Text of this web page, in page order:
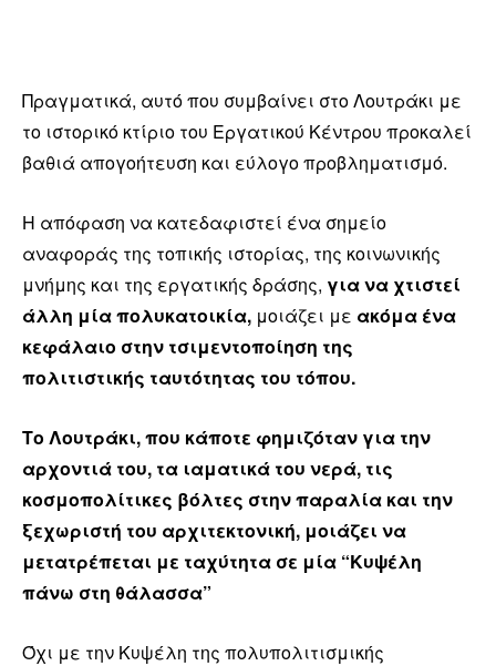
Πραγματικά, αυτό που συμβαίνει στο Λουτράκι με
το ιστορικό κτίριο του Εργατικού Κέντρου προκαλεί
βαθιά απογοήτευση και εύλογο προβληματισμό.
Η απόφαση να κατεδαφιστεί ένα σημείο
αναφοράς της τοπικής ιστορίας, της κοινωνικής
μνήμης και της εργατικής δράσης, για να χτιστεί
άλλη μία πολυκατοικία, μοιάζει με ακόμα ένα
κεφάλαιο στην τσιμεντοποίηση της
πολιτιστικής ταυτότητας του τόπου.
Το Λουτράκι, που κάποτε φημιζόταν για την
αρχοντιά του, τα ιαματικά του νερά, τις
κοσμοπολίτικες βόλτες στην παραλία και την
ξεχωριστή του αρχιτεκτονική, μοιάζει να
μετατρέπεται με ταχύτητα σε μία “Κυψέλη
πάνω στη θάλασσα”
Όχι με την Κυψέλη της πολυπολιτισμικής